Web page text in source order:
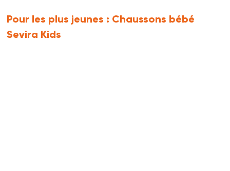
Pour les plus jeunes : Chaussons bébé
Sevira Kids